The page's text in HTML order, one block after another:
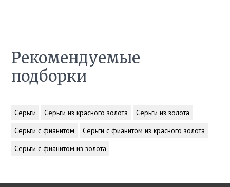
Рекомендуемые
подборки
Серьги Серьги из красного золота
Серьги из золота
Серьги с фианитом
Серьги с фианитом из красного золота
Серьги с фианитом из золота